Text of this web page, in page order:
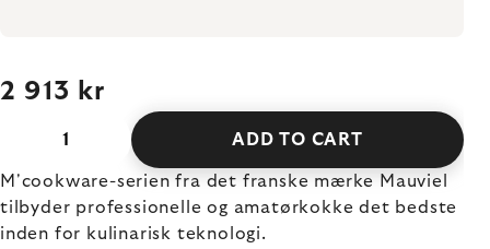
2 913 kr
ADD TO CART
M'cookware-serien fra det franske mærke Mauviel
tilbyder professionelle og amatørkokke det bedste
inden for kulinarisk teknologi.